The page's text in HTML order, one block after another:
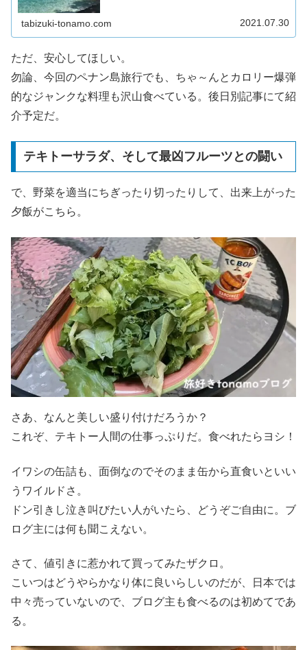
tabizuki-tonamo.com 2021.07.30
ただ、安心してほしい。
勿論、今回のペナン島旅行でも、ちゃ～んとカロリー爆弾
的なジャンクな料理も沢山食べている。後日別記事にて紹
介予定だ。
テキトーサラダ、そして最凶フルーツとの闘い
で、野菜を適当にちぎったり切ったりして、出来上がった
夕飯がこちら。
さあ、なんと美しい盛り付けだろうか？
これぞ、テキトー人間の仕事っぷりだ。食べれたらヨシ！
イワシの缶詰も、面倒なのでそのまま缶から直食いといい
うワイルドさ。
ドン引きし泣き叫びたい人がいたら、どうぞご自由に。ブ
ログ主には何も聞こえない。
さて、値引きに惹かれて買ってみたザクロ。
こいつはどうやらかなり体に良いらしいのだが、日本では
中々売っていないので、ブログ主も食べるのは初めてであ
る。